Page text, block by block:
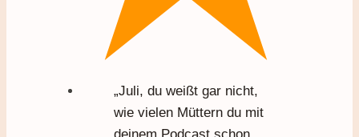
„Juli, du weißt gar nicht,
wie vielen Müttern du mit